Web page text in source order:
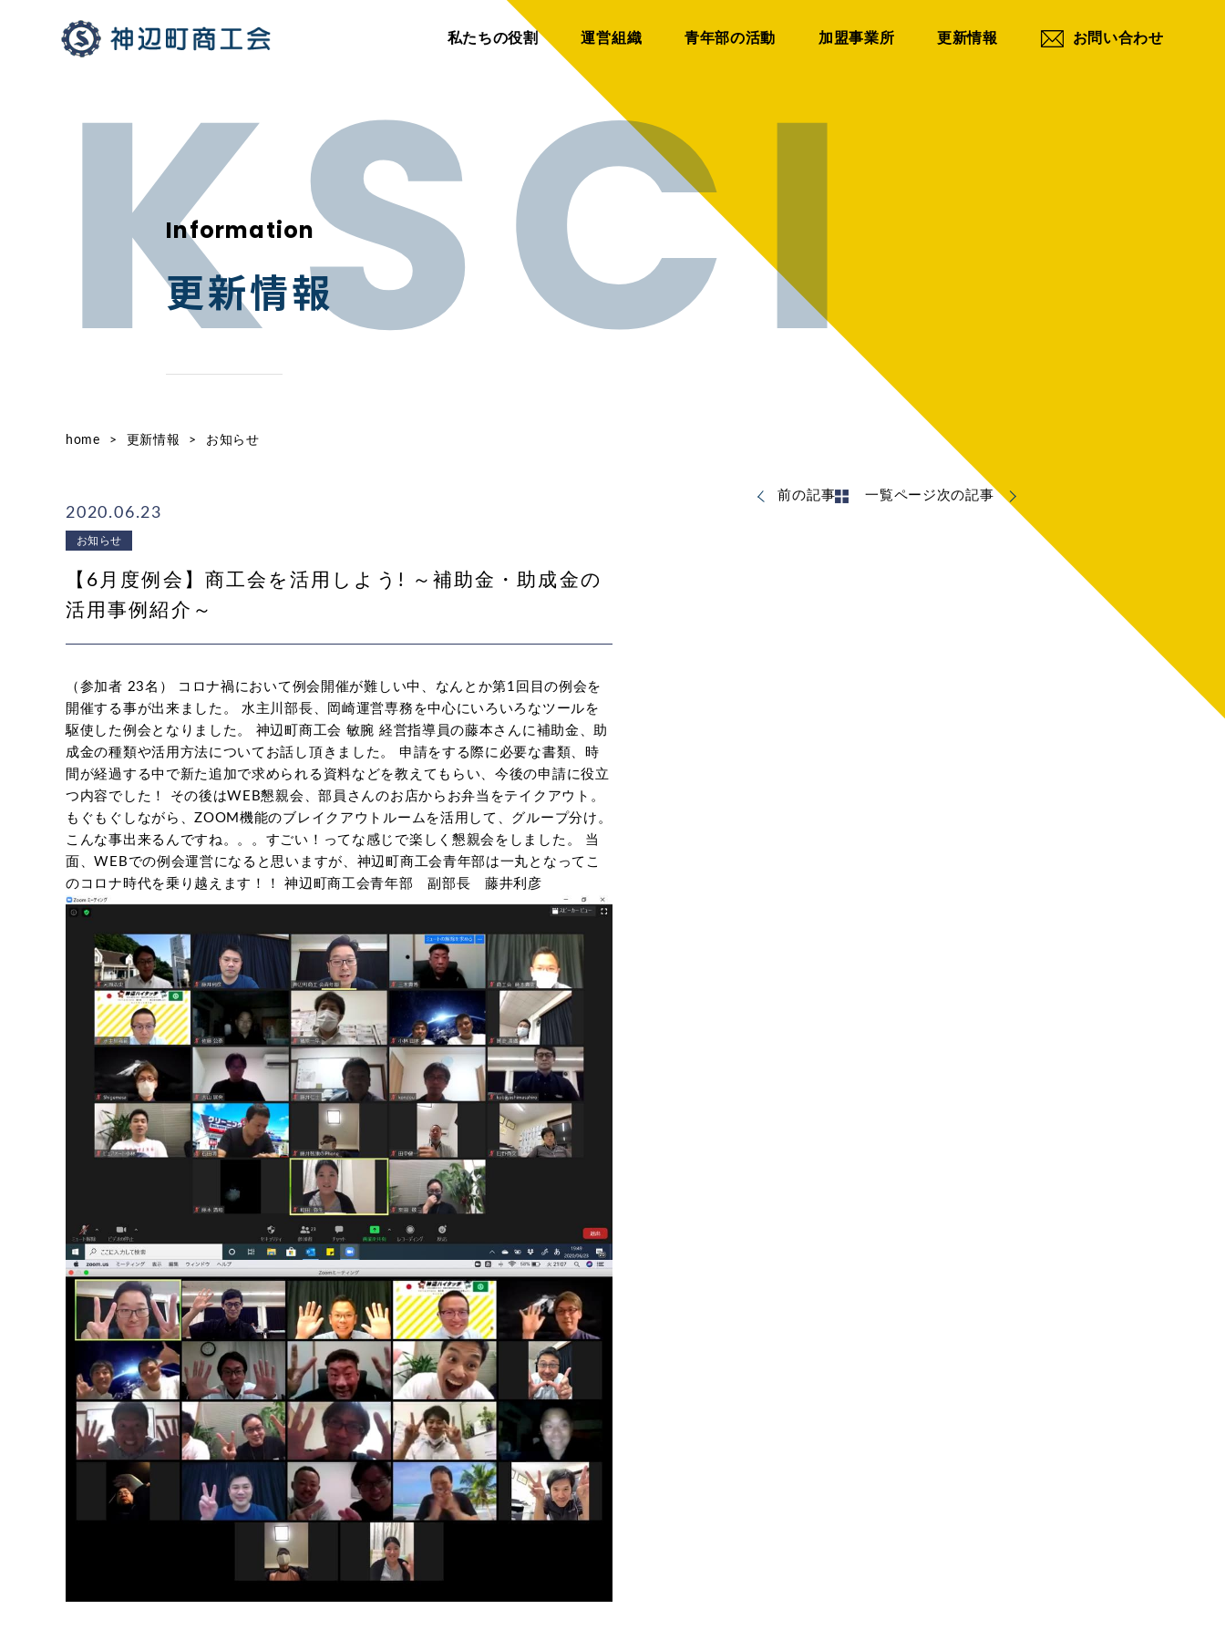
私たちの役割 運営組織 青年部の活動 加盟事業所 更新情報 お問い合わせ
Information
更新情報
home > 更新情報 > お知らせ
2020.06.23
お知らせ
【6月度例会】商工会を活用しよう! ～補助金・助成金の
活用事例紹介～
（参加者 23名） コロナ禍において例会開催が難しい中、なんとか第1回目の例会を
開催する事が出来ました。 水主川部長、岡崎運営専務を中心にいろいろなツールを
駆使した例会となりました。 神辺町商工会 敏腕 経営指導員の藤本さんに補助金、助
成金の種類や活用方法についてお話し頂きました。 申請をする際に必要な書類、時
間が経過する中で新た追加で求められる資料などを教えてもらい、今後の申請に役立
つ内容でした！ その後はWEB懇親会、部員さんのお店からお弁当をテイクアウト。
もぐもぐしながら、ZOOM機能のブレイクアウトルームを活用して、グループ分け。
こんな事出来るんですね。。。すごい！ってな感じで楽しく懇親会をしました。 当
面、WEBでの例会運営になると思いますが、神辺町商工会青年部は一丸となってこ
のコロナ時代を乗り越えます！！ 神辺町商工会青年部 副部長 藤井利彦
前の記事 一覧ページ 次の記事